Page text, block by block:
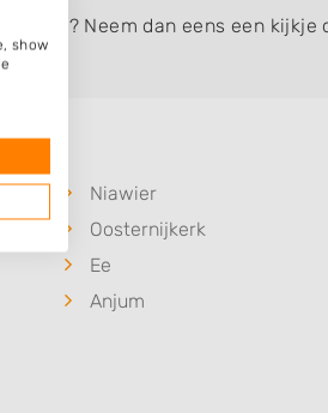
? Neem dan eens een
Niawier
Oosternijkerk
Ee
Anjum
show